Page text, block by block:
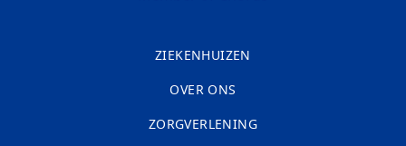
ZIEKENHUIZEN
OVER ONS
ZORGVERLENING